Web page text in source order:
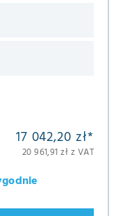
17 042,20 zł*
20 961,91 zł z VAT